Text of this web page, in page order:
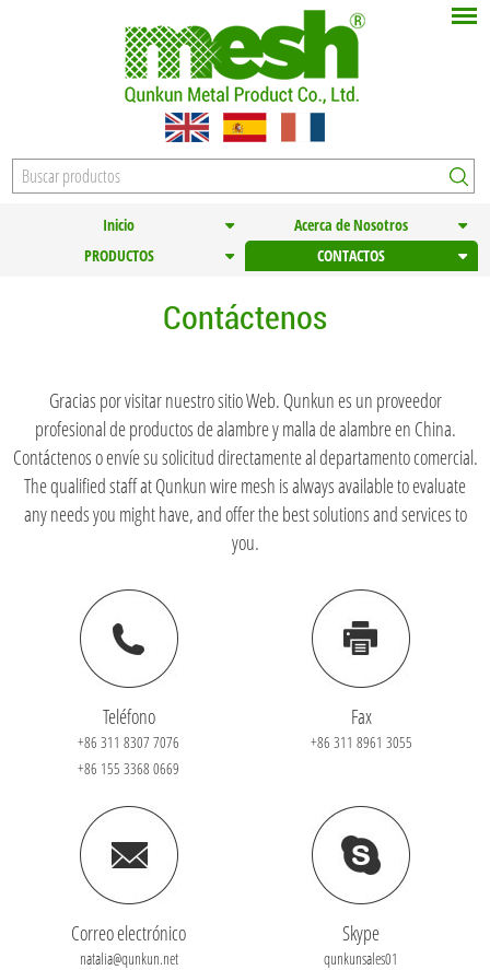
Inicio
Acerca de Nosotros
PRODUCTOS
CONTACTOS
Contáctenos
Gracias por visitar nuestro sitio Web. Qunkun es un proveedor
profesional de productos de alambre y malla de alambre en China.
Contáctenos o envíe su solicitud directamente al departamento comercial.
The qualified staff at Qunkun wire mesh is always available to evaluate
any needs you might have, and offer the best solutions and services to
you.
Teléfono
+86 311 8307 7076
+86 155 3368 0669
Fax
+86 311 8961 3055
Correo electrónico
natalia@qunkun.net
Skype
qunkunsales01